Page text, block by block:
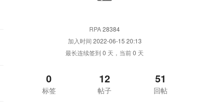
RPA28384
加入时间 2022-06-15 20:13
最长连续签到 0 天，当前0 天
0
标签
12
帖子
51
回帖